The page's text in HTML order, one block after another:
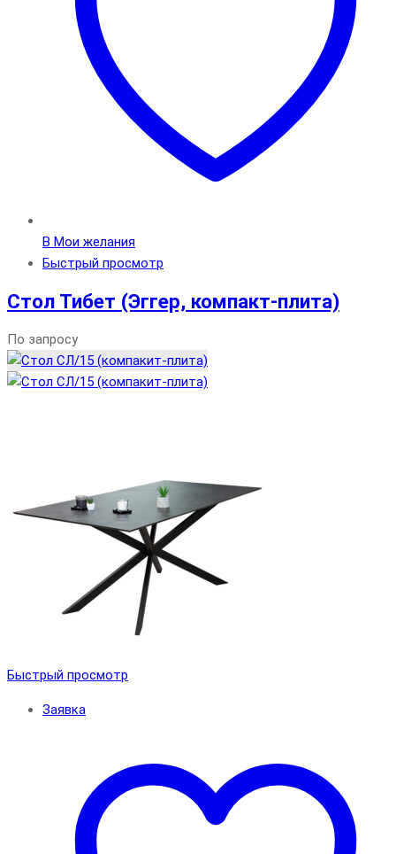
В Мои желания
Быстрый просмотр
Стол Тибет (Эггер, компакт-плита)
По запросу
Быстрый просмотр
Заявка